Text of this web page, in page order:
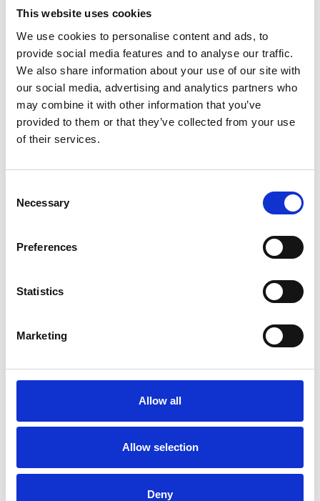
This website uses cookies
We use cookies to personalise content and ads, to
provide social media features and to analyse our traffic.
We also share information about your use of our site with
our social media, advertising and analytics partners who
may combine it with other information that you’ve
provided to them or that they’ve collected from your use
of their services.
Selection
Necessary
Preferences
Statistics
Marketing
Allow all
Allow selection
Deny
Accelera la ripresa dell’industria nel corso del
Overview Economica